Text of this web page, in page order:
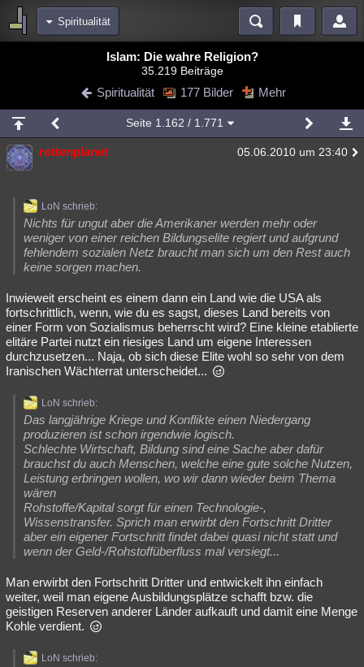
Spiritualität
Diskussionen Blogs Videos
Chat Wiki Neuigkeiten
meine Rubriken
Menschen Wissenschaft Mystery Kriminalfälle
Natur Umfragen Unterhaltung
weitere Rubriken
Philosophie Träume
Astronomie Helpdesk Gruppen Gaming Filme
Musik Clash Verbesserungen Allmystery English
Übersichten
Lesenswert Schlüsselwörter
Islam: Die wahre Religion?
35.219 Beiträge
Spiritualität 177 Bilder Mehr
Seite 1.162 / 1.771
rottenplanet 05.06.2010 um 23:40
LoN schrieb:
Nichts für ungut aber die Amerikaner werden mehr oder
weniger von einer reichen Bildungselite regiert und aufgrund
fehlendem sozialen Netz braucht man sich um den Rest auch
keine sorgen machen.
Inwieweit erscheint es einem dann ein Land wie die USA als
fortschrittlich, wenn, wie du es sagst, dieses Land bereits von
einer Form von Sozialismus beherrscht wird? Eine kleine etablierte
elitäre Partei nutzt ein riesiges Land um eigene Interessen
durchzusetzen... Naja, ob sich diese Elite wohl so sehr von dem
Iranischen Wächterrat unterscheidet...
LoN schrieb:
Das langjährige Kriege und Konflikte einen Niedergang
produzieren ist schon irgendwie logisch.
Schlechte Wirtschaft, Bildung sind eine Sache aber dafür
brauchst du auch Menschen, welche eine gute solche Nutzen,
Leistung erbringen wollen, wo wir dann wieder beim Thema
wären
Rohstoffe/Kapital sorgt für einen Technologie-,
Wissenstransfer. Sprich man erwirbt den Fortschritt Dritter
aber ein eigener Fortschritt findet dabei quasi nicht statt und
wenn der Geld-/Rohstoffüberfluss mal versiegt...
Man erwirbt den Fortschritt Dritter und entwickelt ihn einfach
weiter, weil man eigene Ausbildungsplätze schafft bzw. die
geistigen Reserven anderer Länder aufkauft und damit eine Menge
Kohle verdient.
LoN schrieb: